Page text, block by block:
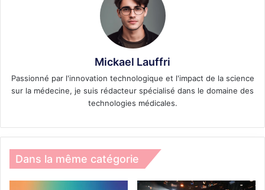
Mickael Lauffri
Passionné par l'innovation technologique et l'impact de la science
sur la médecine, je suis rédacteur spécialisé dans le domaine des
technologies médicales.
Dans la même catégorie